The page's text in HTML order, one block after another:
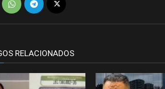
RELACIONADOS